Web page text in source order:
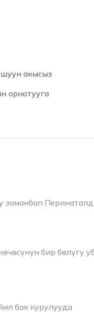
акысыз
орнотууга
бир бөлүгү
бак курулууда